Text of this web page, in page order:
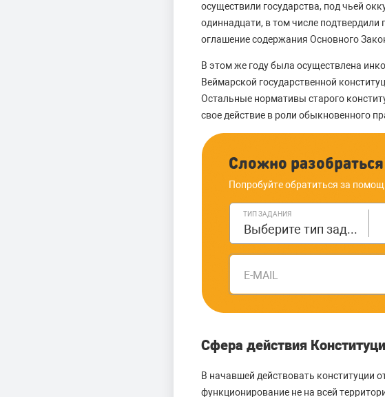
осуществили государства, под чьей
одиннадцати, в том числе
оглашение содержания Основного
В этом же году была осуществлена
Веймарской государственной
Остальные нормативы старого
свое действие в роли обыкновенного
Сложно
Попробуйте обратиться за
ТИП ЗАДАНИЯ
Выберите тип задания
E-MAIL
Сфера действия
В начавшей действовать конституции
функционирование не на всей